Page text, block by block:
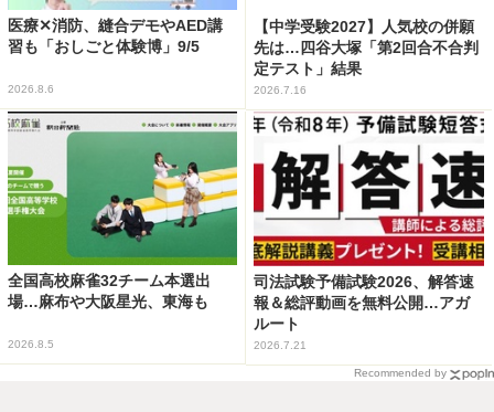
医療✕消防、縫合デモやAED講
習も「おしごと体験博」9/5
2026.8.6
【中学受験2027】人気校の併願
先は…四谷大塚「第2回合不合判
定テスト」結果
2026.7.16
全国高校麻雀32チーム本選出
場…麻布や大阪星光、東海も
2026.8.5
司法試験予備試験2026、解答速
報＆総評動画を無料公開…アガ
ルート
2026.7.21
Recommended by